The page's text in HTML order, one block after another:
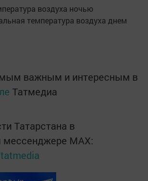
воздуха ночью
температура воздуха днем
важным и интересным в
Татмедиа
Татарстана в
мессенджере MАХ: